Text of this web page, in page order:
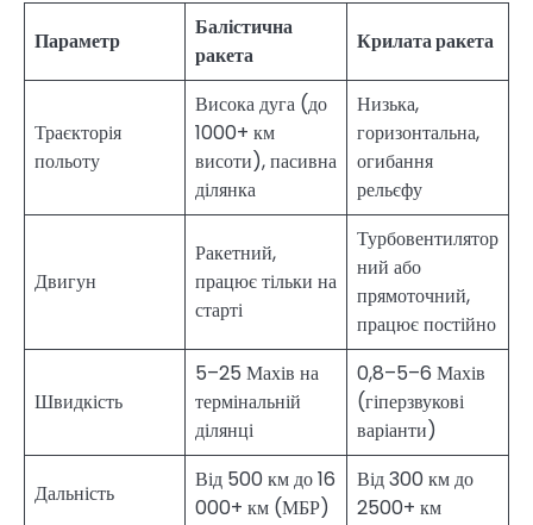
Параметр
Балістична
ракета
Крилата ракета
Траєкторія
польоту
Висока дуга (до
1000+ км
висоти), пасивна
ділянка
Низька,
горизонтальна,
огибання
рельєфу
Двигун
Ракетний,
працює тільки на
старті
Турбовентилятор
ний або
прямоточний,
працює постійно
Швидкість
5–25 Махів на
термінальній
ділянці
0,8–5–6 Махів
(гіперзвукові
варіанти)
Дальність
Від 500 км до 16
000+ км (МБР)
Від 300 км до
2500+ км